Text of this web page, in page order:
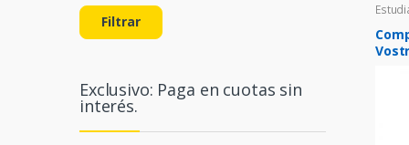
Filtrar
Exclusivo: Paga en cuotas sin
interés.